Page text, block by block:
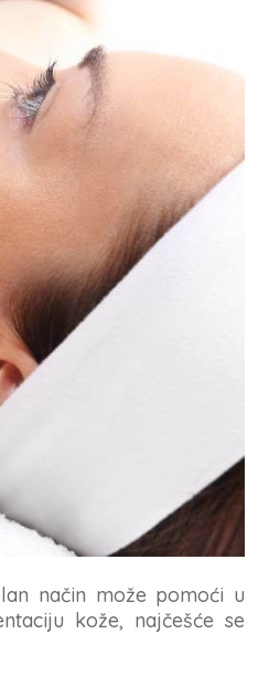
način može pomoći u
kože, najčešće se